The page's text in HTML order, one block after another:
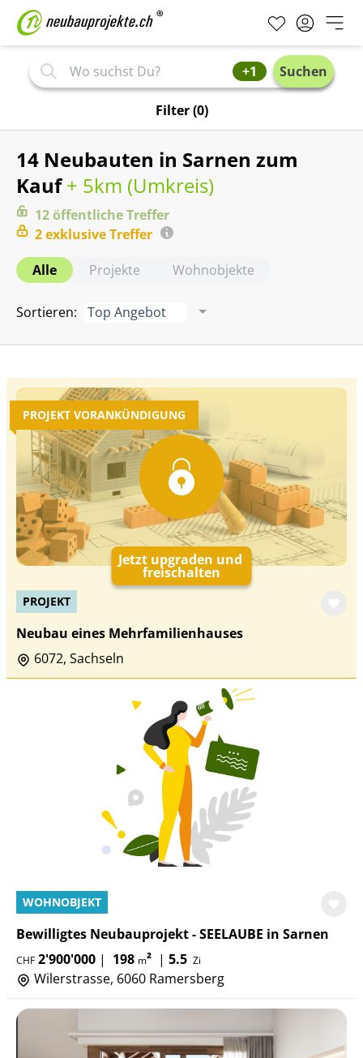
+1 Suchen
Filter(0)
14 Neubauten in Sarnen zum
Kauf+ 5km (Umkreis)
12öffentlicheTreffer
2exklusiveTreffer
Alle
Projekte Wohnobjekte
Sortieren: Top Angebot
PROJEKT VORANKÜNDIGUNG
Jetzt upgraden und
freischalten
PROJEKT
Neubau eines Mehrfamilienhauses
6072, Sachseln
WOHNOBJEKT
Bewilligtes Neubauprojekt - SEELAUBE in Sarnen
CHF 2'900'000 | 198 m² | 5.5 Zi
Wilerstrasse, 6060 Ramersberg